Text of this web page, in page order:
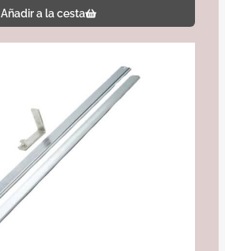
Añadir a la cesta